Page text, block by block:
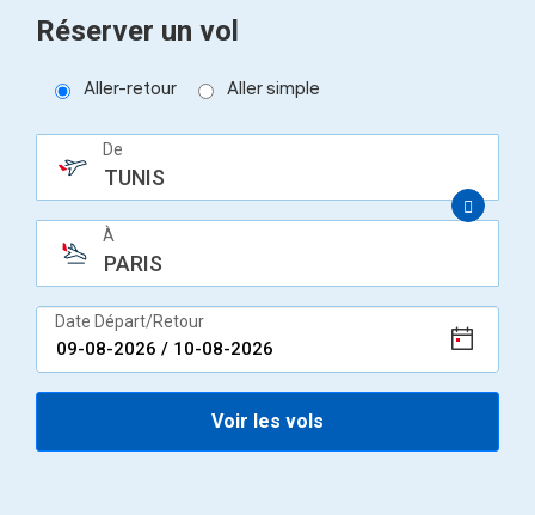
Réserver un vol
Aller-retour Aller simple
De
TUNIS
À
PARIS
Date Départ/Retour
Voir les vols